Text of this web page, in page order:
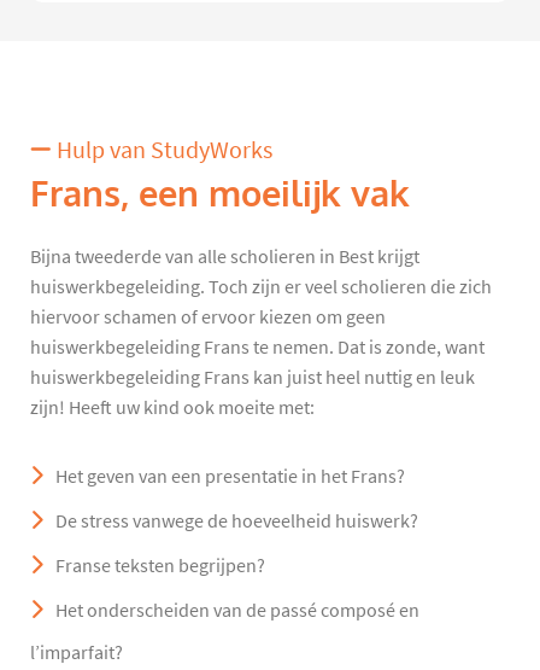
Hulp van StudyWorks
Frans, een moeilijk vak
Bijna tweederde van alle scholieren in Best krijgt
huiswerkbegeleiding. Toch zijn er veel scholieren die zich
hiervoor schamen of ervoor kiezen om geen
huiswerkbegeleiding Frans te nemen. Dat is zonde, want
huiswerkbegeleiding Frans kan juist heel nuttig en leuk
zijn! Heeft uw kind ook moeite met:
Het geven van een presentatie in het Frans?
De stress vanwege de hoeveelheid huiswerk?
Franse teksten begrijpen?
Het onderscheiden van de passé composé en
l’imparfait?